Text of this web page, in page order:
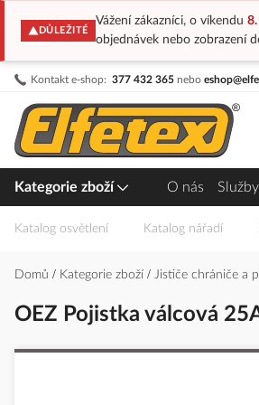
DŮLEŽITÉ
Vážení zákazníci, o víkendu 8.
objednávek nebo zobrazení
Kontakt e-shop: 377 432 365 nebo
Přejít
obsah
Kategorie zboží O nás
Katalog osvětlení Katalog nářadí
Domů Kategorie zboží Jističe chrániče a
OEZ Pojistka válcová